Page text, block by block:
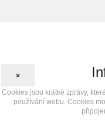
×
Cookies jsou krátké zprávy,
používání webu. Cookies